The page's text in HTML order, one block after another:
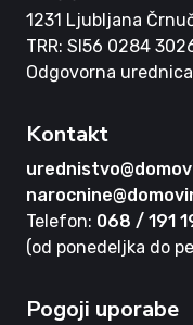
1231 Ljubljana
TRR: SI56 0284
Odgovorna
Kontakt
Telefon: 068 / 191
(od ponedeljka do
Pogoji uporabe